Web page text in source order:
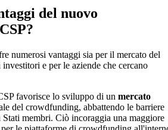
del nuovo
numerosi vantaggi sia per il mercato del
e per le aziende che cercano
favorisce lo sviluppo di un mercato
del crowdfunding, abbattendo le barriere
membri. Ciò incoraggia una maggiore